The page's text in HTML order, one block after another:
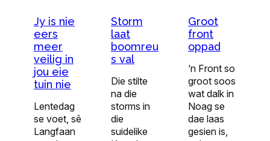
Jy is nie
eers
meer
veilig in
jou eie
tuin nie
Lentedag
se voet, sê
Langfaan
Storm
laat
boomreu
s val
Die stilte
na die
storms in
die
suidelike
Groot
front
oppad
‘n Front so
groot soos
wat dalk in
Noag se
dae laas
gesien is,